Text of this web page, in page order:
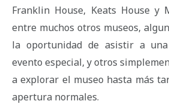
Franklin House, Keats House y
entre muchos otros museos,
la oportunidad de asistir a
evento especial, y otros
a explorar el museo hasta más
apertura normales.